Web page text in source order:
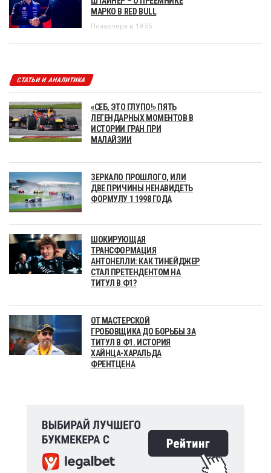
МАРКО В RED BULL
Позавчера в 18:55
СТАТЬИ И АНАЛИТИКА
«СЕБ, ЭТО ГЛУПО!» ПЯТЬ
ЛЕГЕНДАРНЫХ МОМЕНТОВ В
ИСТОРИИ ГРАН ПРИ
МАЛАЙЗИИ
ЗЕРКАЛО ПРОШЛОГО, ИЛИ
ДВЕ ПРИЧИНЫ НЕНАВИДЕТЬ
ФОРМУЛУ 1 1998 ГОДА
ШОКИРУЮЩАЯ
ТРАНСФОРМАЦИЯ
АНТОНЕЛЛИ: КАК ТИНЕЙДЖЕР
СТАЛ ПРЕТЕНДЕНТОМ НА
ТИТУЛ В Ф1?
ОТ МАСТЕРСКОЙ
ГРОБОВЩИКА ДО БОРЬБЫ ЗА
ТИТУЛ В Ф1. ИСТОРИЯ
ХАЙНЦА-ХАРАЛЬДА
ФРЕНТЦЕНА